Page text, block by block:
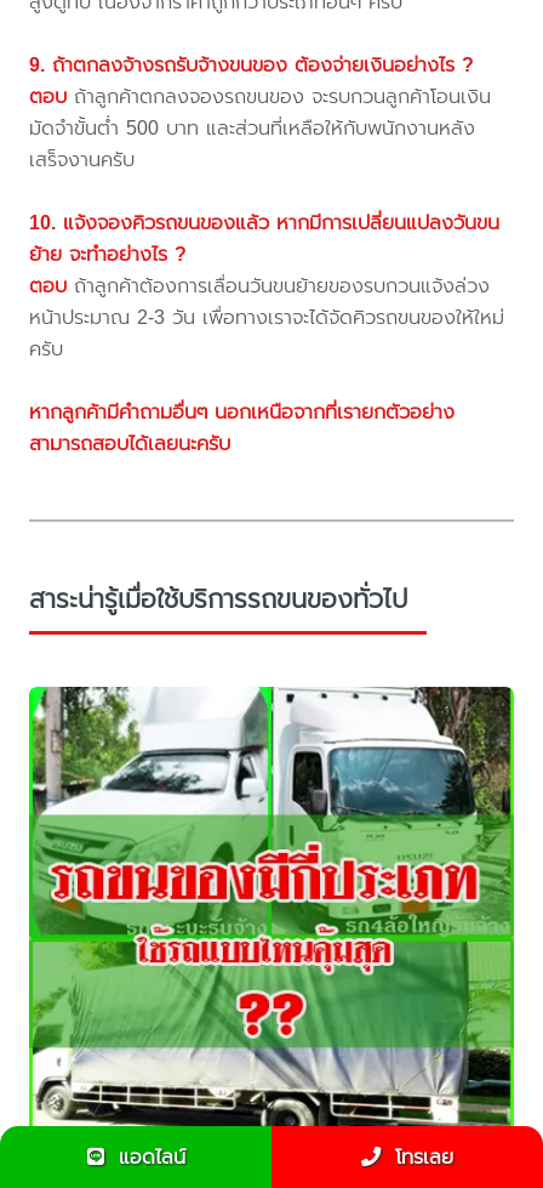
9. ถ้าตกลงจ้างรถรับจ้างขนของ ต้องจ่ายเงินอย่างไร ?
ตอบ ถ้าลูกค้าตกลงจองรถขนของ จะรบกวนลูกค้าโอนเงิน
มัดจำขั้นต่ำ 500 บาท และส่วนที่เหลือให้กับพนักงานหลัง
เสร็จงานครับ
10. แจ้งจองคิวรถขนของแล้ว หากมีการเปลี่ยนแปลงวันขน
ย้าย จะทำอย่างไร ?
ตอบ ถ้าลูกค้าต้องการเลื่อนวันขนย้ายของรบกวนแจ้งล่วง
หน้าประมาณ 2-3 วัน เพื่อทางเราจะได้จัดคิวรถขนของให้ใหม่
ครับ
หากลูกค้ามีคำถามอื่นๆ นอกเหนือจากที่เรายกตัวอย่าง
สามารถสอบได้เลยนะครับ
สาระน่ารู้เมื่อใช้บริการรถขนของทั่วไป
แอดไลน์ โทรเลย